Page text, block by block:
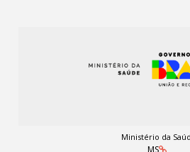
Ministério da
MS